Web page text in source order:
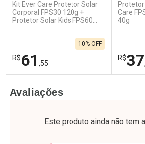
Ativar Desconto
Comprar sem Desconto
Kit Ever Care Protetor Solar
Corporal FPS30 120g +
Protetor Solar Kids FPS60
R$61 ,55
10% OFF
Laboratório
Por Menos
Protetor
Care
40g
R$37
Por
Avaliações
Este produto ainda não tem